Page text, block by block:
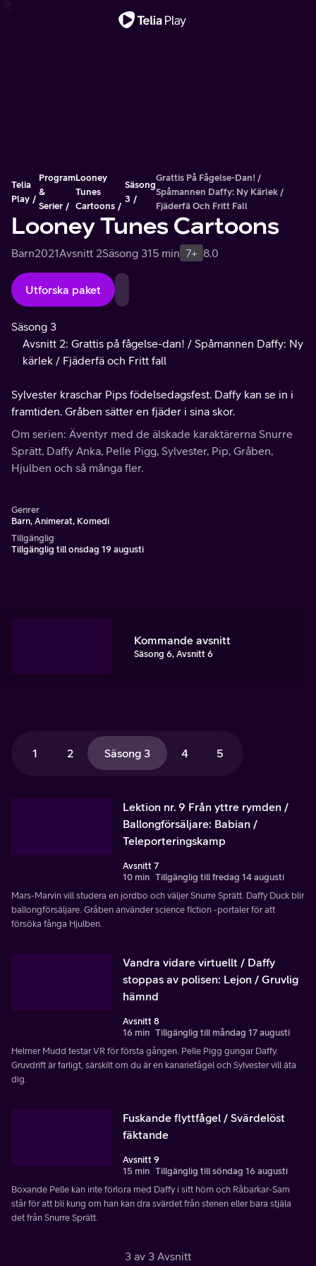
Telia
Play
Program
&
Serier
Looney
Tunes
Cartoons
Säsong
3
Grattis På Fågelse-Dan! /
Spåmannen Daffy: Ny Kärlek /
Fjäderfä Och Fritt Fall
Looney Tunes Cartoons
Barn2021Avsnitt 2Säsong 315 min 7+ 8.0
Utforska paket
Säsong 3
Avsnitt 2: Grattis på fågelse-dan! / Spåmannen Daffy: Ny
kärlek / Fjäderfä och Fritt fall
Sylvester kraschar Pips födelsedagsfest. Daffy kan se in i
framtiden. Gråben sätter en fjäder i sina skor.
Om serien: Äventyr med de älskade karaktärerna Snurre
Sprätt, Daffy Anka, Pelle Pigg, Sylvester, Pip, Gråben,
Hjulben och så många fler.
Genrer
Barn, Animerat, Komedi
Tillgänglig
Tillgänglig till onsdag 19 augusti
Kommande avsnitt
Säsong 6, Avsnitt 6
1 2 Säsong 3 4 5
Lektion nr. 9 Från yttre rymden /
Ballongförsäljare: Babian /
Teleporteringskamp
Avsnitt 7
10 min Tillgänglig till fredag 14 augusti
Mars-Marvin vill studera en jordbo och väljer Snurre Sprätt. Daffy Duck blir
ballongförsäljare. Gråben använder science fiction -portaler för att
försöka fånga Hjulben.
Vandra vidare virtuellt / Daffy
stoppas av polisen: Lejon / Gruvlig
hämnd
Avsnitt 8
16 min Tillgänglig till måndag 17 augusti
Helmer Mudd testar VR för första gången. Pelle Pigg gungar Daffy.
Gruvdrift är farligt, särskilt om du är en kanariefågel och Sylvester vill äta
dig.
Fuskande flyttfågel / Svärdelöst
fäktande
Avsnitt 9
15 min Tillgänglig till söndag 16 augusti
Boxande Pelle kan inte förlora med Daffy i sitt hörn och Råbarkar-Sam
står för att bli kung om han kan dra svärdet från stenen eller bara stjäla
det från Snurre Sprätt.
3 av 3 Avsnitt